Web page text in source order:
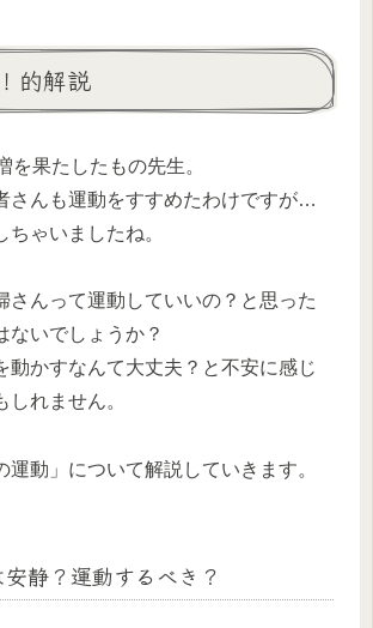
的解説
を果たしたもの先生。
さんも運動をすすめたわけですが…
ゃいましたね。
さんって運動していいの？と思った
ないでしょうか？
動かすなんて大丈夫？と不安に感じ
しれません。
運動」について解説していきます。
静？運動するべき？